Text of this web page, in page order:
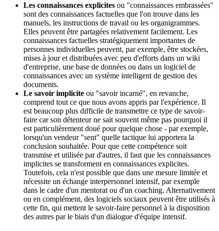
Les connaissances explicites ou "connaissances embrassées"
sont des connaissances factuelles que l'on trouve dans les
manuels, les instructions de travail ou les organigrammes.
Elles peuvent être partagées relativement facilement. Les
connaissances factuelles stratégiquement importantes de
personnes individuelles peuvent, par exemple, être stockées,
mises à jour et distribuées avec peu d'efforts dans un wiki
d'entreprise, une base de données ou dans un logiciel de
connaissances avec un système intelligent de gestion des
documents.
Le savoir implicite ou "savoir incarné", en revanche,
comprend tout ce que nous avons appris par l'expérience. Il
est beaucoup plus difficile de transmettre ce type de savoir-
faire car son détenteur ne sait souvent même pas pourquoi il
est particulièrement doué pour quelque chose - par exemple,
lorsqu'un vendeur "sent" quelle tactique lui apportera la
conclusion souhaitée. Pour que cette compétence soit
transmise et utilisée par d'autres, il faut que les connaissances
implicites se transforment en connaissances explicites.
Toutefois, cela n'est possible que dans une mesure limitée et
nécessite un échange interpersonnel intensif, par exemple
dans le cadre d'un mentorat ou d'un coaching. Alternativement
ou en complément, des logiciels sociaux peuvent être utilisés à
cette fin, qui mettent le savoir-faire personnel à la disposition
des autres par le biais d'un dialogue d'équipe intensif.